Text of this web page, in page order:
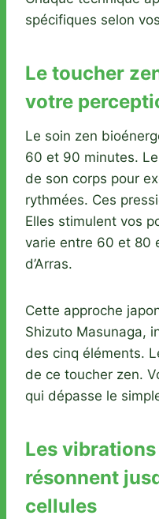
spécifiques selon
Le toucher
votre
Le soin zen
60 et 90 minutes.
de son corps pour
rythmées. Ces
Elles stimulent vos
varie entre 60 et 80
d’Arras.
Cette approche
Shizuto Masunaga,
des cinq éléments.
de ce toucher zen.
qui dépasse le
Les
résonnent
cellules